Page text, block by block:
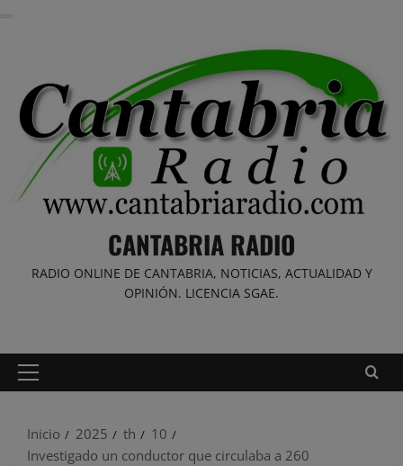
CANTABRIA RADIO
RADIO ONLINE DE CANTABRIA, NOTICIAS, ACTUALIDAD Y
OPINIÓN. LICENCIA SGAE.
Menú
Inicio
2025 th
10
Investigado un conductor que circulaba a 260